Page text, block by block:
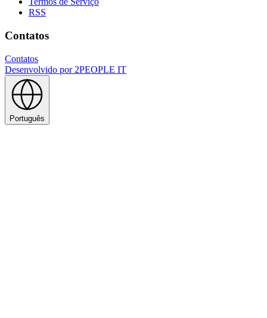
RSS
Contatos
Contatos
Desenvolvido por2PEOPLE IT
Português